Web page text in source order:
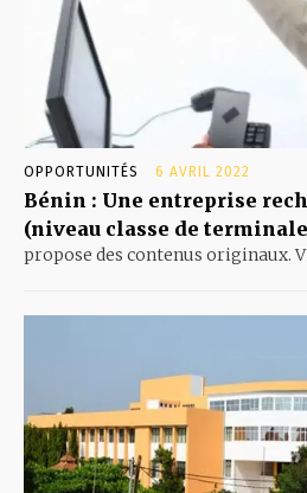
OPPORTUNITÉS 6 AVRIL 2022
Bénin : Une entreprise
(niveau classe de
propose des contenus originaux.